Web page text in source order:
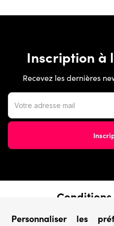
Inscription à
Recevez les dernières
› Conditions
Personnaliser les